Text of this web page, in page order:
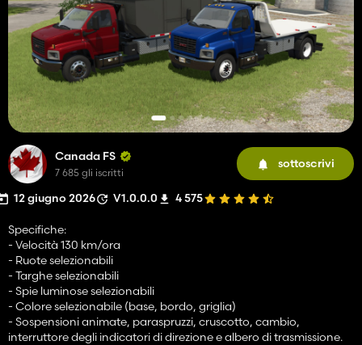
Canada FS
7 685 gli iscritti
sottoscrivi
12 giugno 2026 V1.0.0.0 4 575
Specifiche:
- Velocità 130 km/ora
- Ruote selezionabili
- Targhe selezionabili
- Spie luminose selezionabili
- Colore selezionabile (base, bordo, griglia)
- Sospensioni animate, paraspruzzi, cruscotto, cambio,
interruttore degli indicatori di direzione e albero di trasmissione.